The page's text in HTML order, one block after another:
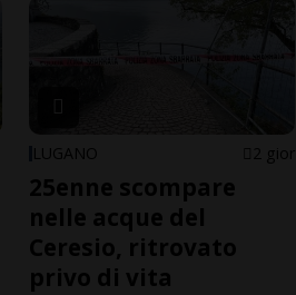
LUGANO 2 gior
25enne scompare
nelle acque del
Ceresio, ritrovato
privo di vita